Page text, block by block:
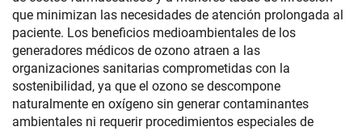
que minimizan las necesidades de atención prolongada al
paciente. Los beneficios medioambientales de los
generadores médicos de ozono atraen a las
organizaciones sanitarias comprometidas con la
sostenibilidad, ya que el ozono se descompone
naturalmente en oxígeno sin generar contaminantes
ambientales ni requerir procedimientos especiales de